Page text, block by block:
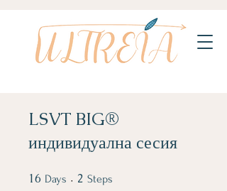
LSVT BIG®
индивидуална сесия
16 Days 16 Days
2 Steps